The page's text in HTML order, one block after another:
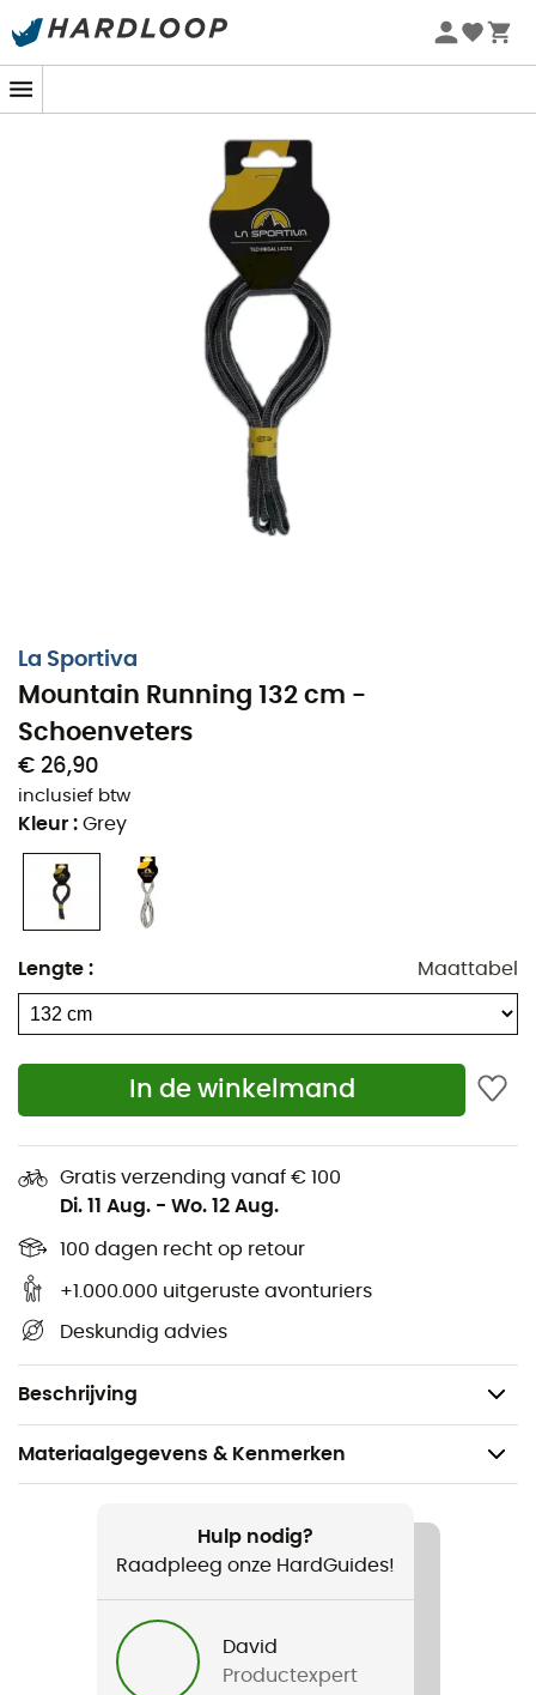
Zomeraanbiedingen 🔥 -5% EXTRA vanaf 2 producten* met
La Sportiva
Mountain Running 132 cm -
Schoenveters
€ 26,90
inclusief btw
Kleur : Grey
Lengte : Maattabel
In de winkelmand
Gratis verzending vanaf € 100
Di. 11 Aug. - Wo. 12 Aug.
100 dagen recht op retour
+1.000.000 uitgeruste avonturiers
Deskundig advies
Beschrijving
zonder goede veters! Vervang je trail-running
schoenvetersvanLa Sportiva
iconische Ultra Raptor, Akasha en Bushido
Kleuren: zwart en geel
Materiaalgegevens & Kenmerken
Lacets Mountain Running 132 cm
Ongevouwen lengte
Hulp nodig?
Raadpleeg onze HardGuides!
David
Productexpert